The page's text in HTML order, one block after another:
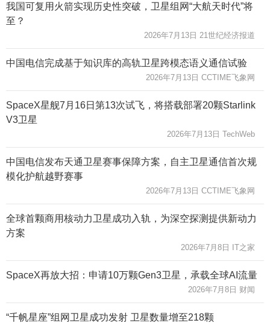
我国可复用火箭实现历史性突破，卫星组网“大航天时代”将
至？
2026年7月13日 21世纪经济报道
中国电信完成基于知识库的高轨卫星跨模态语义通信试验
2026年7月13日 CCTIME飞象网
SpaceX星舰7月16日第13次试飞，将搭载部署20颗Starlink
V3卫星
2026年7月13日 TechWeb
中国电信发布天通卫星赛事保障方案，自主卫星通信首次规
模化护航越野赛事
2026年7月13日 CCTIME飞象网
全球首颗商用核动力卫星成功入轨，为深空探测提供新动力
方案
2026年7月8日 IT之家
SpaceX再放大招：申请10万颗Gen3卫星，承载全球AI流量
2026年7月8日 财闻
“千帆星座”组网卫星成功发射 卫星数量增至218颗